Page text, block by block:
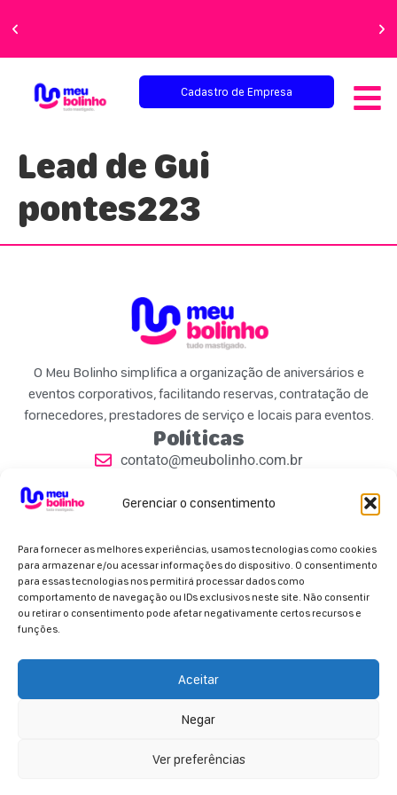
Gerenciar o consentimento
Para fornecer as melhores experiências, usamos tecnologias como cookies
para armazenar e/ou acessar informações do dispositivo. O consentimento
para essas tecnologias nos permitirá processar dados como
comportamento de navegação ou IDs exclusivos neste site. Não consentir
ou retirar o consentimento pode afetar negativamente certos recursos e
funções.
Aceitar
Negar
Ver preferências
perfeita!
Cadastro de Empresa
Lead de Gui
pontes223
O Meu Bolinho simplifica a organização de aniversários e
eventos corporativos, facilitando reservas, contratação de
fornecedores, prestadores de serviço e locais para eventos.
Políticas
contato@meubolinho.com.br
Contatos
Parceiros Oficiais
reservados.